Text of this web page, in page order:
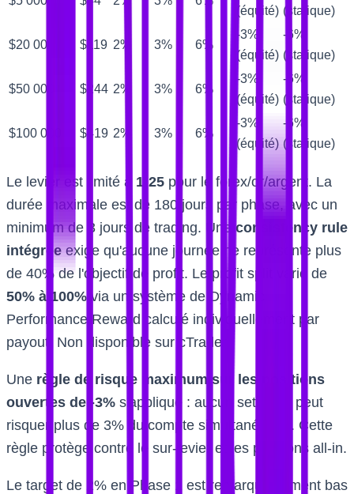
(équité) (statique)
$20 000 $119 2% 3% 6%
-3%
(équité)
-6%
(statique)
$50 000 $244 2% 3% 6%
-3%
(équité)
-6%
(statique)
$100 000 $419 2% 3% 6%
-3%
(équité)
-6%
(statique)
Le levier est limité à 1:25 pour le forex/or/argent. La
durée maximale est de 180 jours par phase, avec un
minimum de 3 jours de trading. Une consistency rule
intégréeexige qu'aucune journée ne représente plus
de 40% de l'objectif de profit. Le profit split varie de
50% à 100% via un système de Dynamic
Performance Reward calculé individuellement par
payout. Non disponible sur cTrader.
Une règle de risque maximum sur les positions
ouvertes de -3% s'applique : aucun setup ne peut
risquer plus de 3% du compte simultanément. Cette
règle protège contre le sur-levier et les positions all-in.
Le target de 2% en Phase 1 est remarquablement bas